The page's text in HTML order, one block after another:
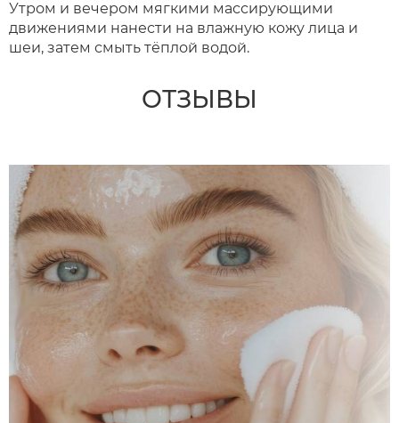
Утром и вечером мягкими массирующими
движениями нанести на влажную кожу лица и
шеи, затем смыть тёплой водой.
ОТЗЫВЫ